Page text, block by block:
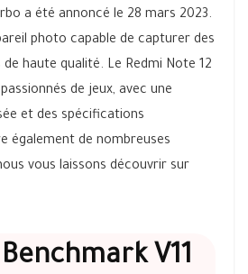
a été annoncé le 28 mars 2023.
photo capable de capturer des
haute qualité. Le Redmi Note 12
de jeux, avec une
et des spécifications
également de nombreuses
vous laissons découvrir sur
V11